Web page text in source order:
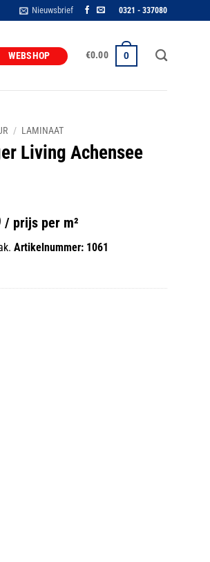
Nieuwsbrief 0321 - 337080
WEBSHOP €0.00 0
/ LAMINAAT
Living Achensee
Huidige
prijs
is:
/ prijs per m²
Artikelnummer: 1061